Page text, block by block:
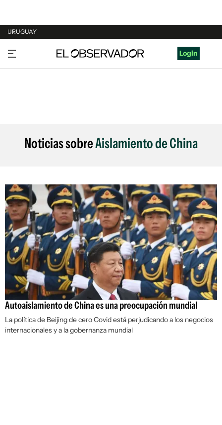
URUGUAY
URUGUAY
ARGENTINA
Login
Noticias sobreAislamiento de China
Autoaislamiento de China es una preocupación mundial
La política de Beijing de cero Covid está perjudicando a los negocios
internacionales y a la gobernanza mundial